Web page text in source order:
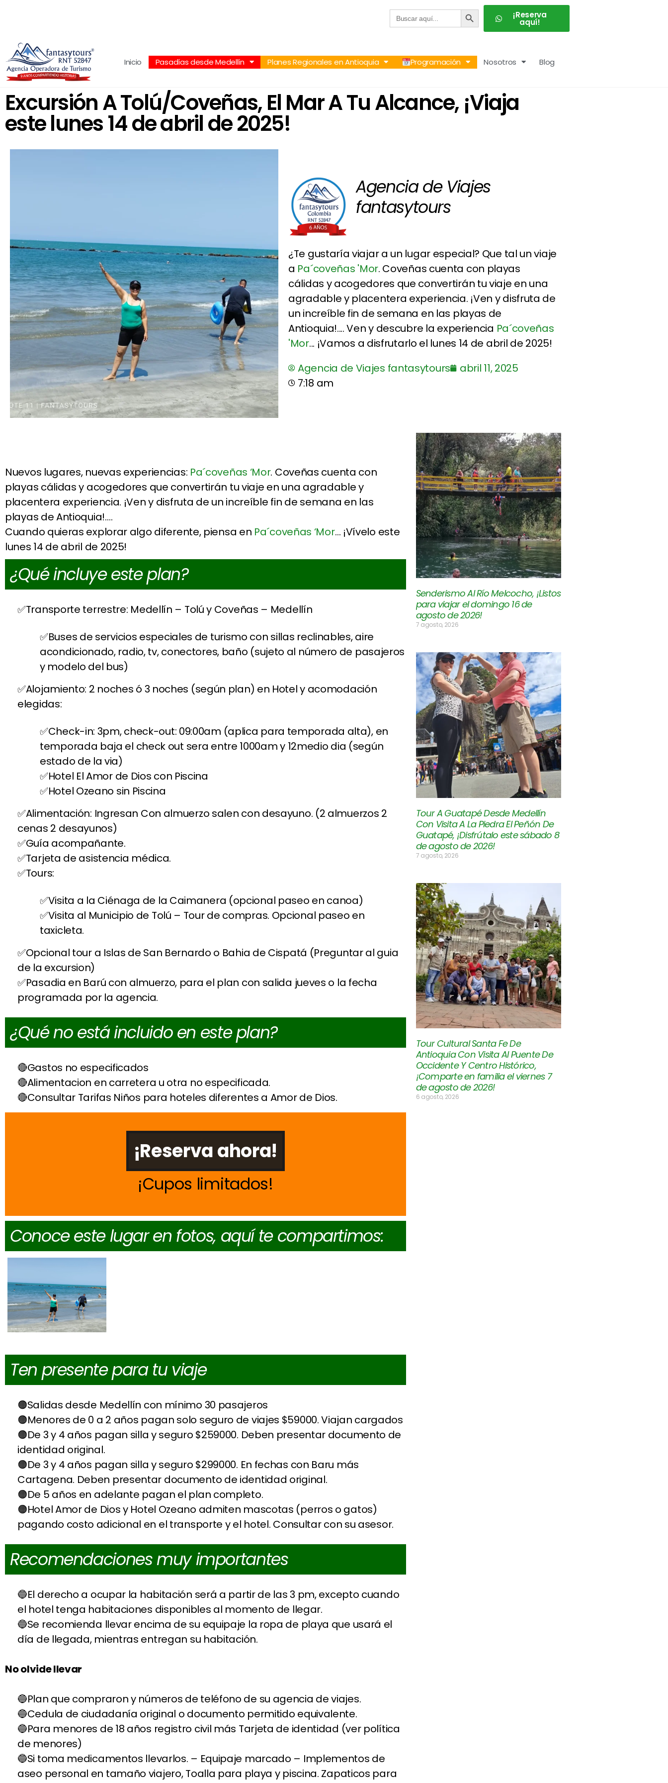
Buscar: BOTÓN DE BÚSQUEDA
¡Reserva
aquí!
Inicio Pasadías desde Medellín Planes Regionales en Antioquia Programación Nosotros Blog
Excursión A Tolú/Coveñas, El Mar A Tu Alcance, ¡Viaja
este lunes 14 de abril de 2025!
Agencia de Viajes
fantasytours
¿Te gustaría viajar a un lugar especial? Que tal un viaje
a Pa´coveñas 'Mor. Coveñas cuenta con playas
cálidas y acogedores que convertirán tu viaje en una
agradable y placentera experiencia. ¡Ven y disfruta de
un increíble fin de semana en las playas de
Antioquia!.... Ven y descubre la experiencia Pa´coveñas
'Mor... ¡Vamos a disfrutarlo el lunes 14 de abril de 2025!
Agencia de Viajes fantasytours
abril 11, 2025
7:18 am
Nuevos lugares, nuevas experiencias: Pa´coveñas ‘Mor. Coveñas cuenta con
playas cálidas y acogedores que convertirán tu viaje en una agradable y
placentera experiencia. ¡Ven y disfruta de un increíble fin de semana en las
playas de Antioquia!….
Cuando quieras explorar algo diferente, piensa en Pa´coveñas ‘Mor… ¡Vívelo este
lunes 14 de abril de 2025!
¿Qué incluye este plan?
Transporte terrestre: Medellín – Tolú y Coveñas – Medellín
Buses de servicios especiales de turismo con sillas reclinables, aire
acondicionado, radio, tv, conectores, baño (sujeto al número de pasajeros
y modelo del bus)
Alojamiento: 2 noches ó 3 noches (según plan) en Hotel y acomodación
elegidas:
Check-in: 3pm, check-out: 09:00am (aplica para temporada alta), en
temporada baja el check out sera entre 1000am y 12medio dia (según
estado de la via)
Hotel El Amor de Dios con Piscina
Hotel Ozeano sin Piscina
Alimentación: Ingresan Con almuerzo salen con desayuno. (2 almuerzos 2
cenas 2 desayunos)
Guía acompañante.
Tarjeta de asistencia médica.
Tours:
Visita a la Ciénaga de la Caimanera (opcional paseo en canoa)
Visita al Municipio de Tolú – Tour de compras. Opcional paseo en
taxicleta.
Opcional tour a Islas de San Bernardo o Bahia de Cispatá (Preguntar al guia
de la excursion)
Pasadia en Barú con almuerzo, para el plan con salida jueves o la fecha
programada por la agencia.
¿Qué no está incluido en este plan?
Gastos no especificados
Alimentacion en carretera u otra no especificada.
Consultar Tarifas Niños para hoteles diferentes a Amor de Dios.
¡Reserva ahora!
Cupos limitados
Conoce este lugar en fotos, aquí te compartimos:
Ten presente para tu viaje
Salidas desde Medellín con mínimo 30 pasajeros
Menores de 0 a 2 años pagan solo seguro de viajes $59000. Viajan cargados
De 3 y 4 años pagan silla y seguro $259000. Deben presentar documento de
identidad original.
De 3 y 4 años pagan silla y seguro $299000. En fechas con Baru más
Cartagena. Deben presentar documento de identidad original.
De 5 años en adelante pagan el plan completo.
Hotel Amor de Dios y Hotel Ozeano admiten mascotas (perros o gatos)
pagando costo adicional en el transporte y el hotel. Consultar con su asesor.
Recomendaciones muy importantes
El derecho a ocupar la habitación será a partir de las 3 pm, excepto cuando
el hotel tenga habitaciones disponibles al momento de llegar.
Se recomienda llevar encima de su equipaje la ropa de playa que usará el
día de llegada, mientras entregan su habitación.
No olvide llevar
Plan que compraron y números de teléfono de su agencia de viajes.
Cedula de ciudadanía original o documento permitido equivalente.
Para menores de 18 años registro civil más Tarjeta de identidad (ver política
de menores)
Si toma medicamentos llevarlos. – Equipaje marcado – Implementos de
aseo personal en tamaño viajero, Toalla para playa y piscina. Zapaticos para
Senderismo Al Río Melcocho, ¡Listos
para viajar el domingo 16 de
agosto de 2026!
7 agosto, 2026
Tour A Guatapé Desde Medellín
Con Visita A La Piedra El Peñón De
Guatapé, ¡Disfrútalo este sábado 8
de agosto de 2026!
7 agosto, 2026
Tour Cultural Santa Fe De
Antioquia Con Visita Al Puente De
Occidente Y Centro Histórico,
¡Comparte en familia el viernes 7
de agosto de 2026!
6 agosto, 2026